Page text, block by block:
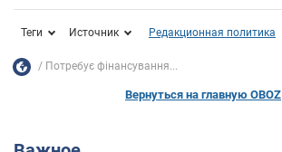
Теги Источник Редакционная политика
Потребує фінансування...
Вернуться на главную OBOZ